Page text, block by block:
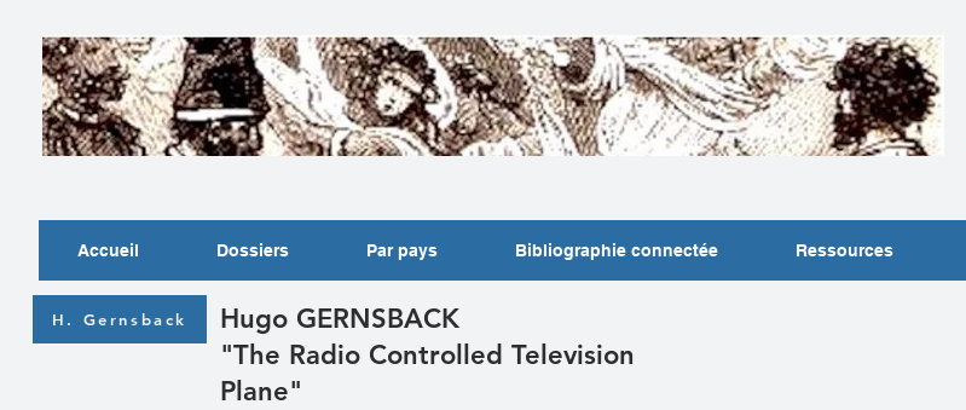
Accueil Dossiers Par pays Bibliographie connectée Ressources
H. Gernsback
Hugo GERNSBACK
"The Radio Controlled Television
Plane"